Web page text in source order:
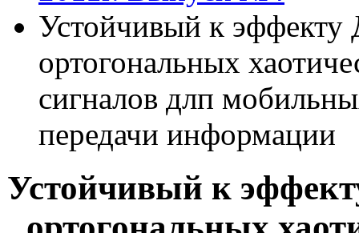
Устойчивый к
ортогональных
сигналов длп
передачи информации
Устойчивый к